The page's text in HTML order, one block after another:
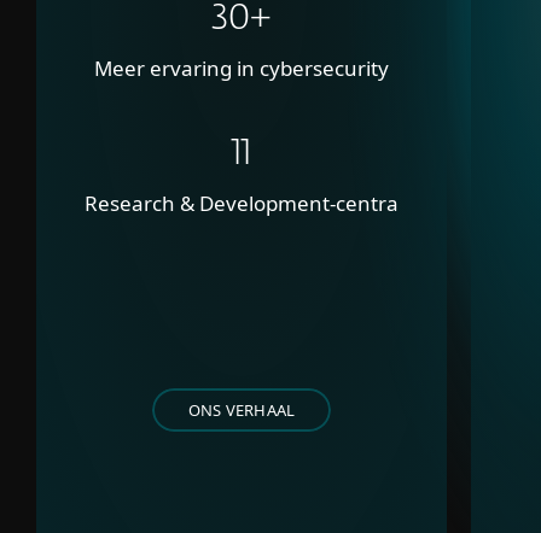
30+
Meer ervaring in cybersecurity
11
Research & Development-centra
ONS VERHAAL